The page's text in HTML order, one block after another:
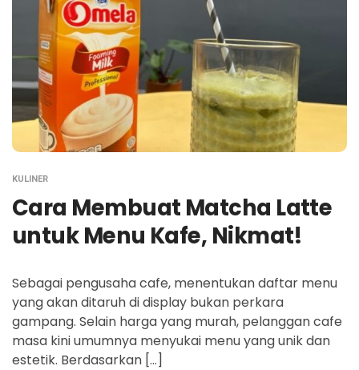
KULINER
Cara Membuat Matcha Latte
untuk Menu Kafe, Nikmat!
Sebagai pengusaha cafe, menentukan daftar menu
yang akan ditaruh di display bukan perkara
gampang. Selain harga yang murah, pelanggan cafe
masa kini umumnya menyukai menu yang unik dan
estetik. Berdasarkan […]